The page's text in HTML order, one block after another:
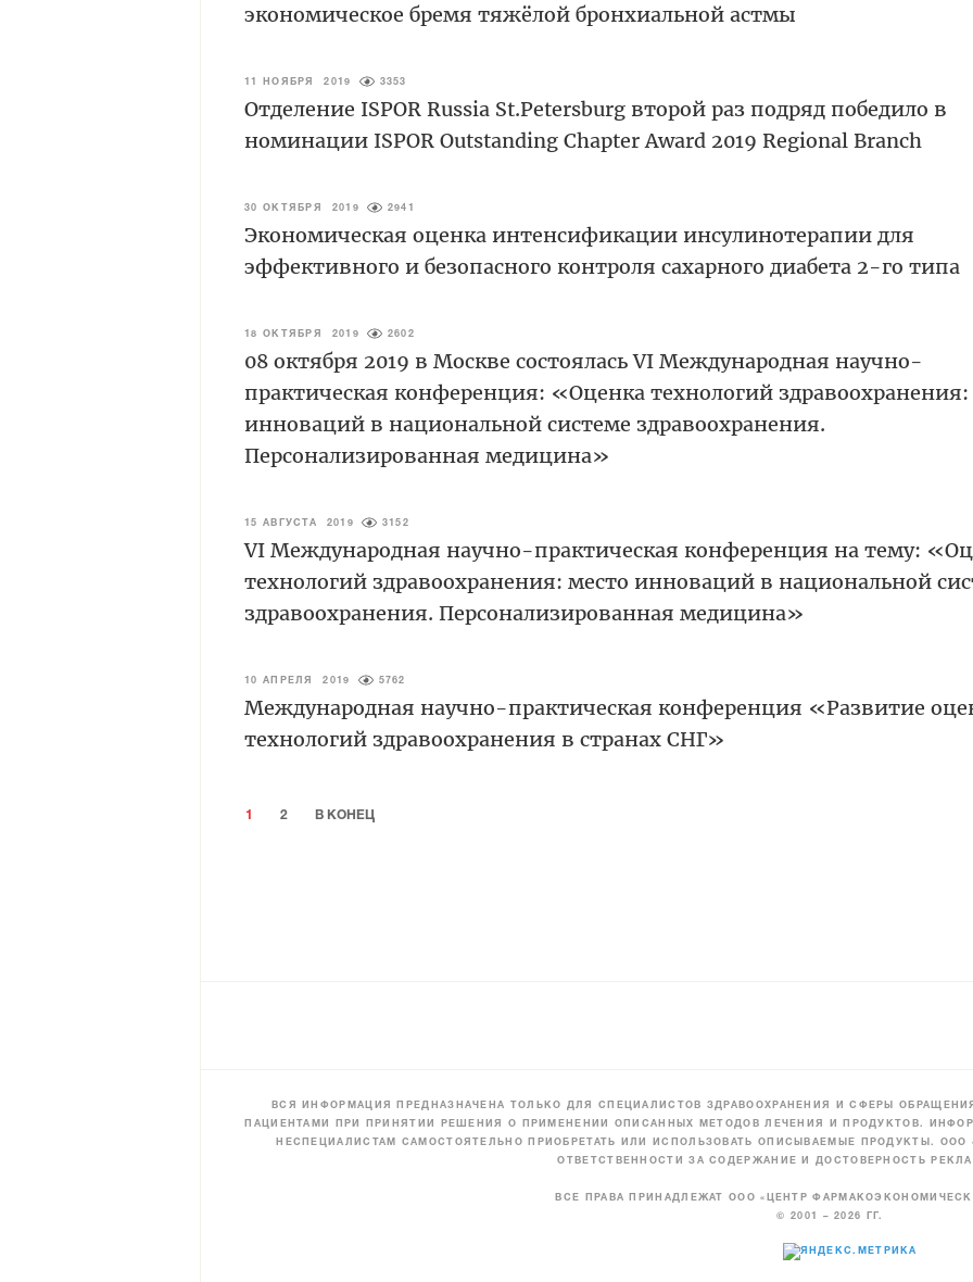
экономическое бремя тяжёлой бронхиальной астмы
11 НОЯБРЯ 2019 3353
Отделение ISPOR Russia St.Petersburg второй раз подряд победило в
номинации ISPOR Outstanding Chapter Award 2019 Regional Branch
30 ОКТЯБРЯ 2019 2941
Экономическая оценка интенсификации инсулинотерапии для
эффективного и безопасного контроля сахарного диабета 2-го типа
18 ОКТЯБРЯ 2019 2602
08 октября 2019 в Москве состоялась VI Международная научно-
практическая конференция: «Оценка технологий здравоохранения:
инноваций в национальной системе здравоохранения.
Персонализированная медицина»
15 АВГУСТА 2019 3152
VI Международная научно-практическая конференция на тему:
технологий здравоохранения: место инноваций в национальной
здравоохранения. Персонализированная медицина»
10 АПРЕЛЯ 2019 5762
Международная научно-практическая конференция «Развитие
технологий здравоохранения в странах СНГ»
1 2 В КОНЕЦ
ВСЯ ИНФОРМАЦИЯ ПРЕДНАЗНАЧЕНА ТОЛЬКО ДЛЯ СПЕЦИАЛИСТОВ ЗДРАВООХРАНЕНИЯ И СФЕРЫ
ПАЦИЕНТАМИ ПРИ ПРИНЯТИИ РЕШЕНИЯ О ПРИМЕНЕНИИ ОПИСАННЫХ МЕТОДОВ ЛЕЧЕНИЯ И ПРОДУКТОВ.
НЕСПЕЦИАЛИСТАМ САМОСТОЯТЕЛЬНО ПРИОБРЕТАТЬ ИЛИ ИСПОЛЬЗОВАТЬ ОПИСЫВАЕМЫЕ ПРОДУКТЫ.
ОТВЕТСТВЕННОСТИ ЗА СОДЕРЖАНИЕ И ДОСТОВЕРНОСТЬ
ВСЕ ПРАВА ПРИНАДЛЕЖАТ ООО «ЦЕНТР
© 2001 – 2026 ГГ.